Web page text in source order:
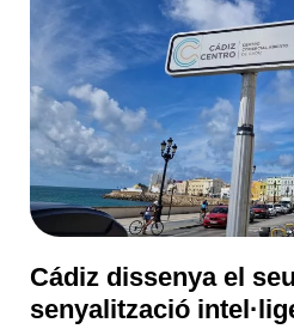
Cádiz dissenya el
senyalització